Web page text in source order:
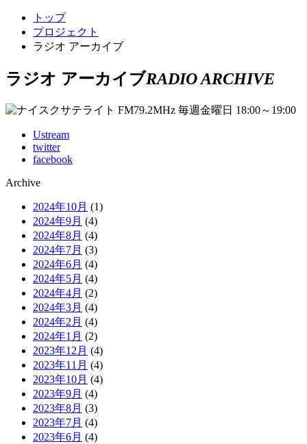
トップ
プロジェクト
ラジオ アーカイブ
ラジオ アーカイブRADIO ARCHIVE
Ustream
twitter
facebook
Archive
2024年10月 (1)
2024年9月 (4)
2024年8月 (4)
2024年7月 (3)
2024年6月 (4)
2024年5月 (4)
2024年4月 (2)
2024年3月 (4)
2024年2月 (4)
2024年1月 (2)
2023年12月 (4)
2023年11月 (4)
2023年10月 (4)
2023年9月 (4)
2023年8月 (3)
2023年7月 (4)
2023年6月 (4)